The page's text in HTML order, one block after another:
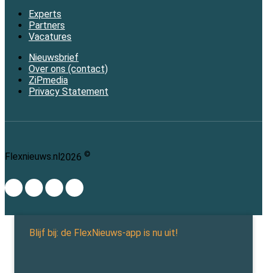
Experts
Partners
Vacatures
Nieuwsbrief
Over ons (contact)
ZiPmedia
Privacy Statement
Flexnieuws.nl 2026 ©
Blijf bij: de FlexNieuws-app is nu uit!